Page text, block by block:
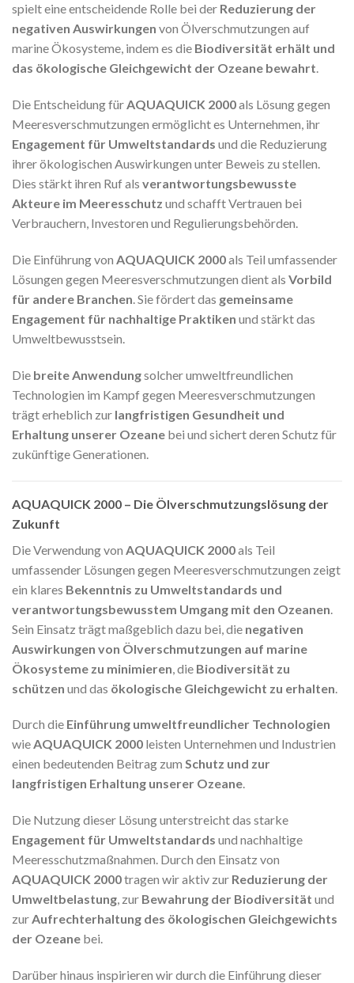
spielt eine entscheidende Rolle bei der Reduzierung der
negativen Auswirkungen von Ölverschmutzungen auf
marine Ökosysteme, indem es die Biodiversität erhält und
das ökologische Gleichgewicht der Ozeane bewahrt.
Die Entscheidung fürAQUAQUICK 2000als Lösung gegen
Meeresverschmutzungen ermöglicht es Unternehmen, ihr
Engagement für Umweltstandards und die Reduzierung
ihrer ökologischen Auswirkungen unter Beweis zu stellen.
Dies stärkt ihren Ruf als verantwortungsbewusste
Akteure im Meeresschutz und schafft Vertrauen bei
Verbrauchern, Investoren und Regulierungsbehörden.
Die Einführung von AQUAQUICK 2000als Teil umfassender
Lösungen gegen Meeresverschmutzungen dient als Vorbild
für andere Branchen. Sie fördert das gemeinsame
Engagement für nachhaltige Praktiken und stärkt das
Umweltbewusstsein.
Die breite Anwendungsolcher umweltfreundlichen
Technologien im Kampf gegen Meeresverschmutzungen
trägt erheblich zur langfristigen Gesundheit und
Erhaltung unserer Ozeane bei und sichert deren Schutz für
zukünftige Generationen.
AQUAQUICK 2000 – Die Ölverschmutzungslösung der
Zukunft
Die Verwendung von AQUAQUICK 2000als Teil
umfassender Lösungen gegen Meeresverschmutzungen zeigt
ein klares Bekenntnis zu Umweltstandards und
verantwortungsbewusstem Umgang mit den Ozeanen
Sein Einsatz trägt maßgeblich dazu bei, die negativen
Auswirkungen von Ölverschmutzungen auf marine
Ökosysteme zu minimieren , die Biodiversität zu
schützen und das ökologische Gleichgewicht zu erhalten
Durch die Einführung umweltfreundlicher Technologien
wieAQUAQUICK 2000 leisten Unternehmen und Industrien
einen bedeutenden Beitrag zum Schutz und zur
langfristigen Erhaltung unserer Ozeane.
Die Nutzung dieser Lösung unterstreicht das starke
Engagement für Umweltstandards und nachhaltige
Meeresschutzmaßnahmen. Durch den Einsatz von
AQUAQUICK 2000tragen wir aktiv zur Reduzierung der
Umweltbelastung, zur Bewahrung der Biodiversität und
zurAufrechterhaltung des ökologischen Gleichgewichts
der Ozeane bei.
Darüber hinaus inspirieren wir durch die Einführung dieser